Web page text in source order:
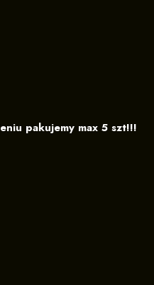
pakujemy max 5 szt!!!